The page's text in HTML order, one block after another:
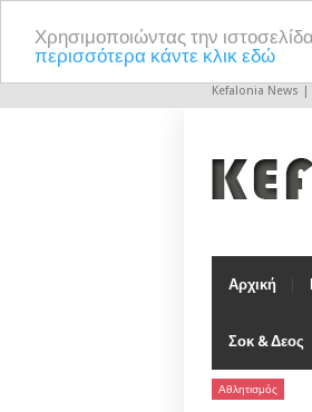
Χρησιμοποιώντας την
περισσότερα κάντε κλικ εδώ
Kefalonia News
Αρχική
Σοκ & Δεος
Αθλητισμός